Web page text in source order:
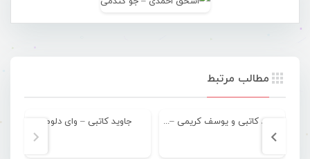
مطالب مرتبط
جاوید کاتبی و یوسف کریمی – تو بی خیالی جاوید کاتبی – وای دلوم